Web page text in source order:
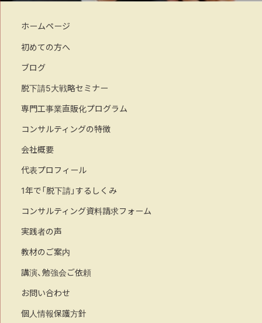
ホームページ
初めての方へ
ブログ
脱下請5大戦略セミナー
専門工事業直販化プログラム
コンサルティングの特徴
会社概要
代表プロフィール
1年で「脱下請」するしくみ
コンサルティング資料請求フォーム
実践者の声
教材のご案内
講演、勉強会ご依頼
お問い合わせ
個人情報保護方針